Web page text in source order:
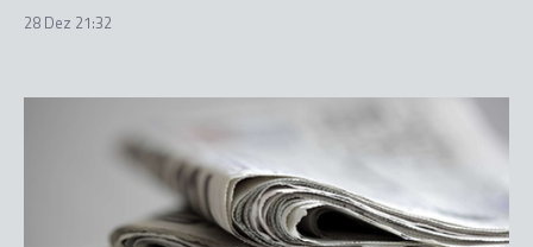
28 Dez 21:32